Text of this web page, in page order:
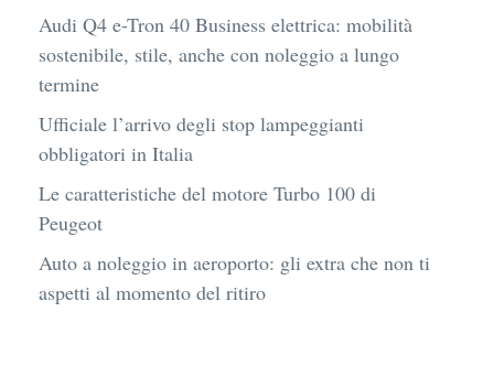
Audi Q4 e-Tron 40 Business elettrica: mobilità
sostenibile, stile, anche con noleggio a lungo
termine
Ufficiale l’arrivo degli stop lampeggianti
obbligatori in Italia
Le caratteristiche del motore Turbo 100 di
Peugeot
Auto a noleggio in aeroporto: gli extra che non ti
aspetti al momento del ritiro